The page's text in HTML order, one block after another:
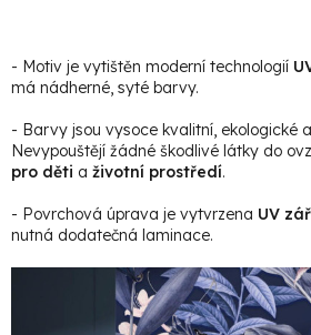
- Motiv je vytištěn moderní technologií
má nádherné, syté barvy.
- Barvy jsou vysoce kvalitní, ekologické
Nevypouštějí žádné škodlivé látky do
pro děti a životní prostředí.
- Povrchová úprava je vytvrzena UV
nutná dodatečná laminace.